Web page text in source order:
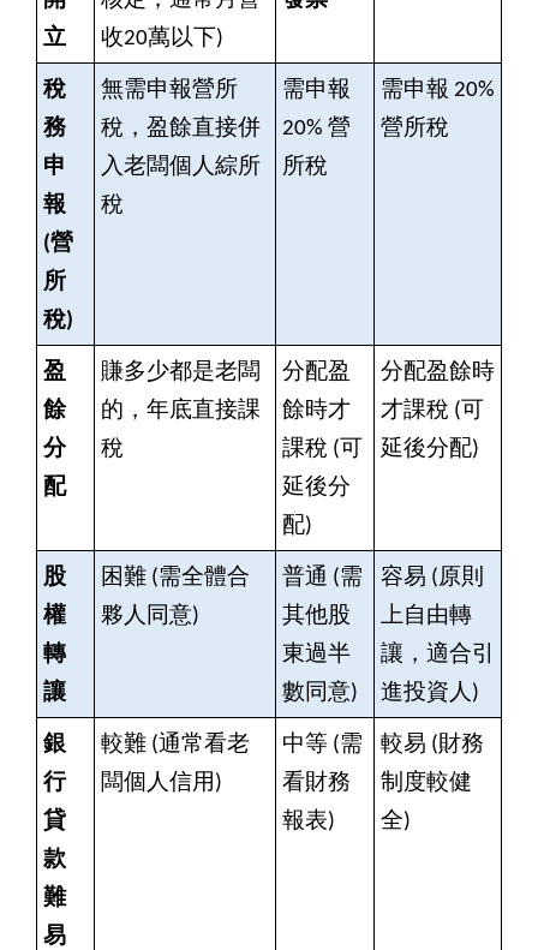
立
收20萬以下)
稅
務
申
報
(營
所
稅)
無需申報營所
稅，盈餘直接併
入老闆個人綜所
稅
需申報
20% 營
所稅
需申報 20%
營所稅
盈
餘
分
配
賺多少都是老闆
的，年底直接課
稅
分配盈
餘時才
課稅 (可
延後分
配)
分配盈餘時
才課稅 (可
延後分配)
股
權
轉
讓
困難 (需全體合
夥人同意)
普通 (需
其他股
東過半
數同意)
容易 (原則
上自由轉
讓，適合引
進投資人)
銀
行
貸
款
難
易
較難 (通常看老
闆個人信用)
中等 (需
看財務
報表)
較易 (財務
制度較健
全)